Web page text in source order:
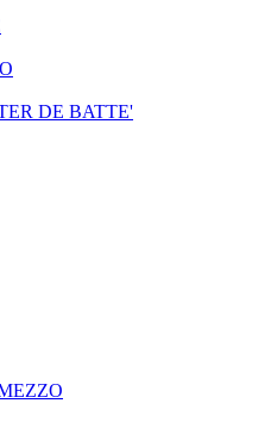
DE BATTE'